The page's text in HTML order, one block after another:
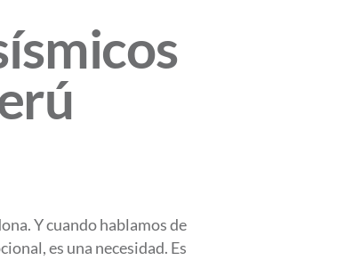
Y cuando hablamos de
es una necesidad. Es